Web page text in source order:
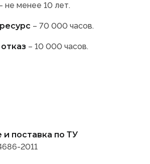
не менее 10 лет.
– 70 000 часов.
– 10 000 часов.
и поставка по ТУ
2011